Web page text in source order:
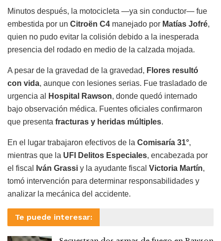
Minutos después, la motocicleta —ya sin conductor— fue
embestida por un Citroën C4 manejado por Matías Jofré,
quien no pudo evitar la colisión debido a la inesperada
presencia del rodado en medio de la calzada mojada.
A pesar de la gravedad de la gravedad, Flores resultó
con vida, aunque con lesiones serias. Fue trasladado de
urgencia al
Hospital Rawson, donde quedó internado
bajo observación médica. Fuentes oficiales confirmaron
que presenta fracturas y heridas múltiples.
En el lugar trabajaron efectivos de la Comisaría 31°,
mientras que la UFI Delitos Especiales, encabezada por
el fiscal
Iván Grassi y la ayudante fiscal Victoria Martín,
tomó intervención para determinar responsabilidades y
analizar la mecánica del accidente.
Te puede interesar: